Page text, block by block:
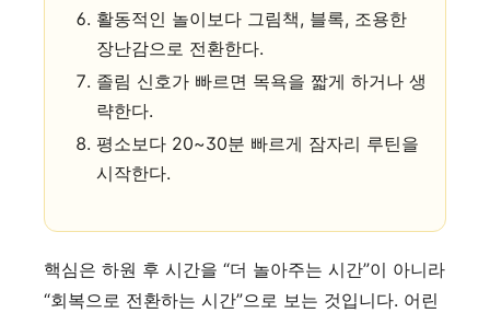
활동적인 놀이보다 그림책, 블록, 조용한
장난감으로 전환한다.
졸림 신호가 빠르면 목욕을 짧게 하거나 생
략한다.
평소보다 20~30분 빠르게 잠자리 루틴을
시작한다.
핵심은 하원 후 시간을 “더 놀아주는 시간”이 아니라
“회복으로 전환하는 시간”으로 보는 것입니다. 어린